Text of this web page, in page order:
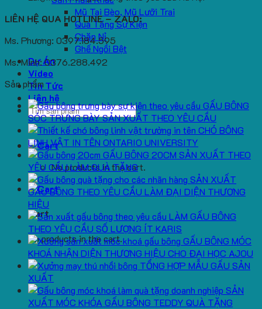
Mũ Tai Bèo, Mũ Lưỡi Trai
Quà Tặng Sự Kiện
Chăn Nỉ
Ghế Ngồi Bệt
Dự Án
Video
Tin Tức
Liên hệ
Search
for:
No products in the cart.
Cart
No products in the cart.
LIÊN HỆ QUA HOTLINE – ZALO:
Ms. Phương: 0397.184.595
Ms. Minh: 0376.288.492
Sản phẩm
GẤU BÔNG
SÓC TRƯNG BÀY SẢN XUẤT THEO YÊU CẦU
CHÓ BÔNG
LINH VẬT IN TÊN ONTARIO UNIVERSITY
GẤU BÔNG 20CM SẢN XUẤT THEO
YÊU CẦU LÀM QUÀ TẶNG
SẢN XUẤT
GẤU BÔNG THEO YÊU CẦU LÀM ĐẠI DIỆN THƯƠNG
HIỆU
LÀM GẤU BÔNG
THEO YÊU CẦU SỐ LƯỢNG ÍT KARIS
GẤU BÔNG MÓC
KHOÁ NHẬN DIỆN THƯƠNG HIỆU CHO ĐẠI HỌC AJOU
TỔNG HỢP MẪU GẤU SẢN
XUẤT
SẢN
XUẤT MÓC KHÓA GẤU BÔNG TEDDY QUÀ TẶNG